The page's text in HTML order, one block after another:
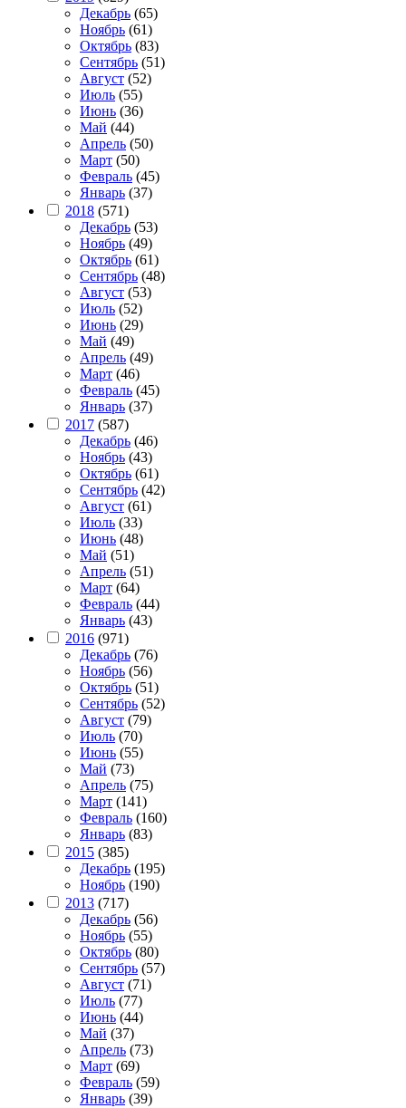
Декабрь (65)
Ноябрь (61)
Октябрь (83)
Сентябрь (51)
Август (52)
Июль (55)
Июнь (36)
Май (44)
Апрель (50)
Март (50)
Февраль (45)
Январь (37)
2018 (571)
Декабрь (53)
Ноябрь (49)
Октябрь (61)
Сентябрь (48)
Август (53)
Июль (52)
Июнь (29)
Май (49)
Апрель (49)
Март (46)
Февраль (45)
Январь (37)
2017 (587)
Декабрь (46)
Ноябрь (43)
Октябрь (61)
Сентябрь (42)
Август (61)
Июль (33)
Июнь (48)
Май (51)
Апрель (51)
Март (64)
Февраль (44)
Январь (43)
2016 (971)
Декабрь (76)
Ноябрь (56)
Октябрь (51)
Сентябрь (52)
Август (79)
Июль (70)
Июнь (55)
Май (73)
Апрель (75)
Март (141)
Февраль (160)
Январь (83)
2015 (385)
Декабрь (195)
Ноябрь (190)
2013 (717)
Декабрь (56)
Ноябрь (55)
Октябрь (80)
Сентябрь (57)
Август (71)
Июль (77)
Июнь (44)
Май (37)
Апрель (73)
Март (69)
Февраль (59)
Январь (39)